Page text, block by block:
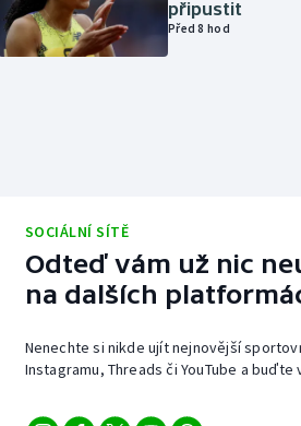
připustit
Před 8 hod
SOCIÁLNÍ SÍTĚ
Odteď vám už nic
na dalších
Nenechte si nikde ujít nejnovější
Instagramu, Threads či YouTube a buďte